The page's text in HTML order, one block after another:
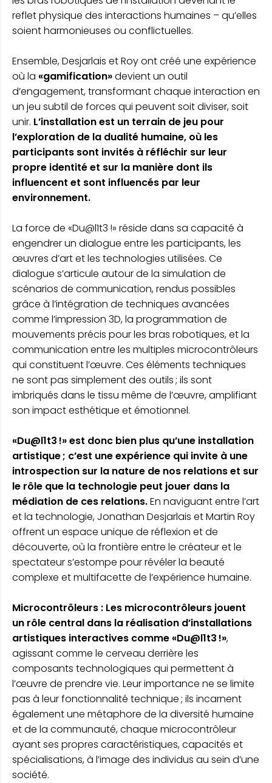
reflet physique des interactions humaines – qu’elles
soient harmonieuses ou conflictuelles.
Ensemble, Desjarlais et Roy ont créé une expérience
où la «gamification»devient un outil
d’engagement, transformant chaque interaction en
un jeu subtil de forces qui peuvent soit diviser, soit
unir. L’installation est un terrain de jeu pour
l’exploration de la dualité humaine, où les
participants sont invités à réfléchir sur leur
propre identité et sur la manière dont ils
influencent et sont influencés par leur
environnement.
La force de «Du@l1t3 !» réside dans sa capacité à
engendrer un dialogue entre les participants, les
œuvres d’art et les technologies utilisées. Ce
dialogue s’articule autour de la simulation de
scénarios de communication, rendus possibles
grâce à l’intégration de techniques avancées
comme l’impression 3D, la programmation de
mouvements précis pour les bras robotiques, et la
communication entre les multiples microcontrôleurs
qui constituent l’œuvre. Ces éléments techniques
ne sont pas simplement des outils ; ils sont
imbriqués dans le tissu même de l’œuvre, amplifiant
son impact esthétique et émotionnel.
«Du@l1t3 !» est donc bien plus qu’une installation
artistique ; c’est une expérience qui invite à une
introspection sur la nature de nos relations et sur
le rôle que la technologie peut jouer dans la
médiation de ces relations.En naviguant entre l’art
et la technologie, Jonathan Desjarlais et Martin Roy
offrent un espace unique de réflexion et de
découverte, où la frontière entre le créateur et le
spectateur s’estompe pour révéler la beauté
complexe et multifacette de l’expérience humaine.
Microcontrôleurs : Les microcontrôleurs jouent
un rôle central dans la réalisation d’installations
artistiques interactives comme «Du@l1t3 !»,
agissant comme le cerveau derrière les
composants technologiques qui permettent à
l’œuvre de prendre vie. Leur importance ne se limite
pas à leur fonctionnalité technique ; ils incarnent
également une métaphore de la diversité humaine
et de la communauté, chaque microcontrôleur
ayant ses propres caractéristiques, capacités et
spécialisations, à l’image des individus au sein d’une
société.